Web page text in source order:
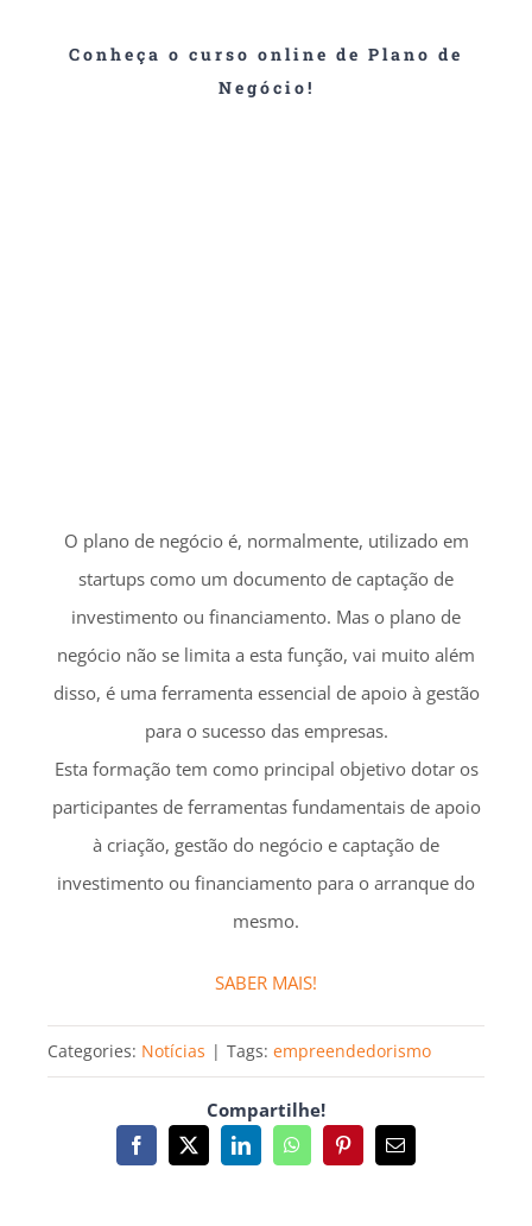
Conheça o curso online de Plano de
Negócio!
O plano de negócio é, normalmente, utilizado em
startups como um documento de captação de
investimento ou financiamento. Mas o plano de
negócio não se limita a esta função, vai muito além
disso, é uma ferramenta essencial de apoio à gestão
para o sucesso das empresas.
Esta formação tem como principal objetivo dotar os
participantes de ferramentas fundamentais de apoio
à criação, gestão do negócio e captação de
investimento ou financiamento para o arranque do
mesmo.
SABER MAIS!
Categories: Notícias | Tags: empreendedorismo
Compartilhe!
Facebook
X LinkedInWhatsAppPinterestEmail